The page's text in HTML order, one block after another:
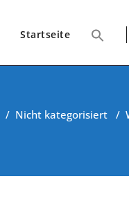
Startseite
/ Nicht kategorisiert /